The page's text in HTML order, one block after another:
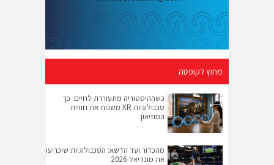
מחוץ לקופסה
כשההיסטוריה מתעוררת לחיים: כך
טכנולוגיות XR משנות את חוויית
המוזיאון
מהכדור ועד הדשא: הטכנולוגיות שיכריעו
את מונדיאל 2026